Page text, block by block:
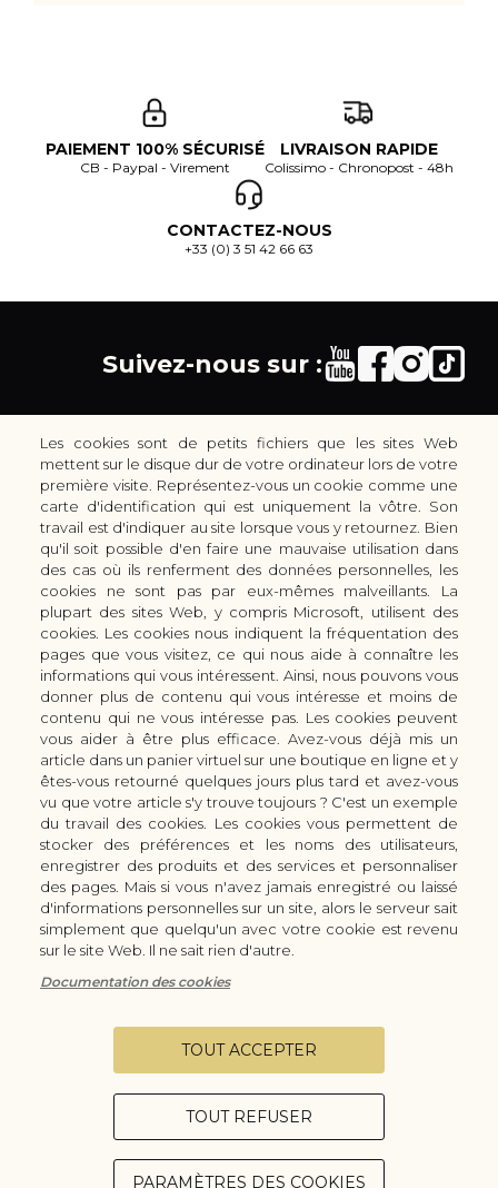
PAIEMENT 100% SÉCURISÉ
CB - Paypal - Virement
LIVRAISON RAPIDE
Colissimo - Chronopost - 48h
CONTACTEZ-NOUS
+33 (0) 3 51 42 66 63
Suivez-nous sur :
30 rue Colbert - 51100 REIMS - France
coutellerie.champenoise@gmail.com
+33 (0) 3 51 42 66 63
Boutique
LES GAMMES DE COUTEAUX KAI
LES ACCESSOIRES DE CUISINE KAI
CUTTERS & CISEAUX KAI
LES SERVICES/PRESTATIONS
Bon à savoir
Manuel d'aiguisage & entretien
Histoire du couteau japonais
Forme de lame
FAQ
Nous connaitre
Qui sommes-nous ?
Moyens de paiement
Modes de livraison
Demande de devis
Contact
Infos légales
Conditions Générales de Vente
Vie privée
Gezy - Création de sites E-Commerce
Les cookies sont de petits fichiers que les sites Web
mettent sur le disque dur de votre ordinateur lors de votre
première visite. Représentez-vous un cookie comme une
carte d'identification qui est uniquement la vôtre. Son
travail est d'indiquer au site lorsque vous y retournez. Bien
qu'il soit possible d'en faire une mauvaise utilisation dans
des cas où ils renferment des données personnelles, les
cookies ne sont pas par eux-mêmes malveillants. La
plupart des sites Web, y compris Microsoft, utilisent des
cookies. Les cookies nous indiquent la fréquentation des
pages que vous visitez, ce qui nous aide à connaître les
informations qui vous intéressent. Ainsi, nous pouvons vous
donner plus de contenu qui vous intéresse et moins de
contenu qui ne vous intéresse pas. Les cookies peuvent
vous aider à être plus efficace. Avez-vous déjà mis un
article dans un panier virtuel sur une boutique en ligne et y
êtes-vous retourné quelques jours plus tard et avez-vous
vu que votre article s'y trouve toujours ? C'est un exemple
du travail des cookies. Les cookies vous permettent de
stocker des préférences et les noms des utilisateurs,
enregistrer des produits et des services et personnaliser
des pages. Mais si vous n'avez jamais enregistré ou laissé
d'informations personnelles sur un site, alors le serveur sait
simplement que quelqu'un avec votre cookie est revenu
sur le site Web. Il ne sait rien d'autre.
Documentation des cookies
PARAMÈTRES DES COOKIES
TOUT REFUSER
TOUT ACCEPTER